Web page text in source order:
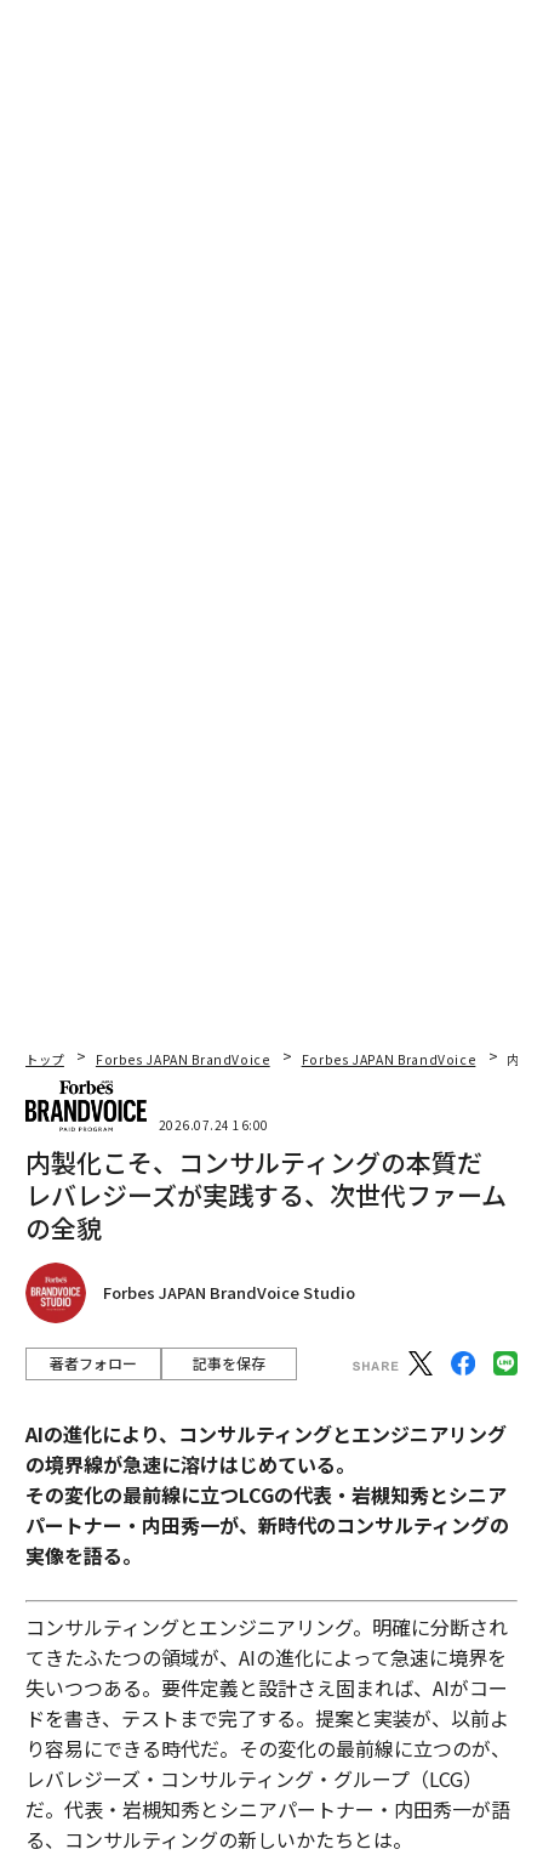
トップ Forbes JAPAN BrandVoice Forbes JAPAN BrandVoice 内製
2026.07.24 16:00
内製化こそ、コンサルティングの本質だ
レバレジーズが実践する、次世代ファーム
の全貌
Forbes JAPAN BrandVoice Studio
著者フォロー 記事を保存
AIの進化により、コンサルティングとエンジニアリング
の境界線が急速に溶けはじめている。
その変化の最前線に立つLCGの代表・岩槻知秀とシニア
パートナー・内田秀一が、新時代のコンサルティングの
実像を語る。
コンサルティングとエンジニアリング。明確に分断され
てきたふたつの領域が、AIの進化によって急速に境界を
失いつつある。要件定義と設計さえ固まれば、AIがコー
ドを書き、テストまで完了する。提案と実装が、以前よ
り容易にできる時代だ。その変化の最前線に立つのが、
レバレジーズ・コンサルティング・グループ（LCG）
だ。代表・岩槻知秀とシニアパートナー・内田秀一が語
る、コンサルティングの新しいかたちとは。